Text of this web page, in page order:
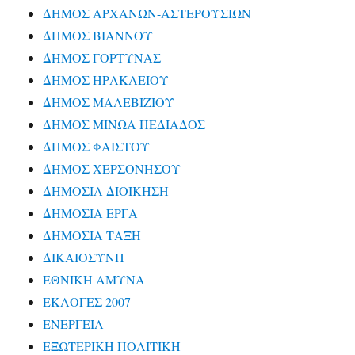
ΔΗΜΟΣ ΑΡΧΑΝΩΝ-ΑΣΤΕΡΟΥΣΙΩΝ
ΔΗΜΟΣ ΒΙΑΝΝΟΥ
ΔΗΜΟΣ ΓΟΡΤΥΝΑΣ
ΔΗΜΟΣ ΗΡΑΚΛΕΙΟΥ
ΔΗΜΟΣ ΜΑΛΕΒΙΖΙΟΥ
ΔΗΜΟΣ ΜΙΝΩΑ ΠΕΔΙΑΔΟΣ
ΔΗΜΟΣ ΦΑΙΣΤΟΥ
ΔΗΜΟΣ ΧΕΡΣΟΝΗΣΟΥ
ΔΗΜΟΣΙΑ ΔΙΟΙΚΗΣΗ
ΔΗΜΟΣΙΑ ΕΡΓΑ
ΔΗΜΟΣΙΑ ΤΑΞΗ
ΔΙΚΑΙΟΣΥΝΗ
ΕΘΝΙΚΗ ΑΜΥΝΑ
ΕΚΛΟΓΕΣ 2007
ΕΝΕΡΓΕΙΑ
ΕΞΩΤΕΡΙΚΗ ΠΟΛΙΤΙΚΗ